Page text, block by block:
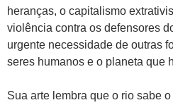
heranças, o capitalismo
violência contra os defensores
urgente necessidade de outras
seres humanos e o planeta que
Sua arte lembra que o rio sabe